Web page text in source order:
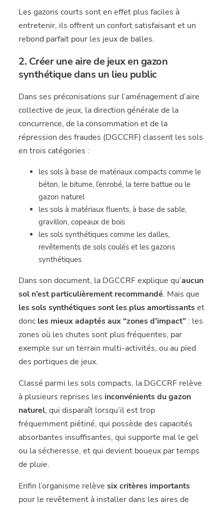
Les gazons courts sont en effet plus faciles à
entretenir, ils offrent un confort satisfaisant et un
rebond parfait pour les jeux de balles.
2. Créer une aire de jeux en gazon
synthétique dans un lieu public
Dans ses préconisations sur l’aménagement d’aire
collective de jeux, la direction générale de la
concurrence, de la consommation et de la
répression des fraudes (DGCCRF) classent les sols
en trois catégories :
les sols à base de matériaux compacts comme le
béton, le bitume, l’enrobé, la terre battue ou le
gazon naturel
les sols à matériaux fluents, à base de sable,
gravillon, copeaux de bois
les sols synthétiques comme les dalles,
revêtements de sols coulés et les gazons
synthétiques
Dans son document, la DGCCRF explique qu’aucun
sol n’est particulièrement recommandé. Mais que
les sols synthétiques sont les plus amortissantset
donc les mieux adaptés aux “zones d’impact” : les
zones où les chutes sont plus fréquentes, par
exemple sur un terrain multi-activités, ou au pied
des portiques de jeux.
Classé parmi les sols compacts, la DGCCRF relève
à plusieurs reprises les inconvénients du gazon
naturel, qui disparaît lorsqu’il est trop
fréquemment piétiné, qui possède des capacités
absorbantes insuffisantes, qui supporte mal le gel
ou la sécheresse, et qui devient boueux par temps
de pluie.
Enfin l’organisme relèvesix critères importants
pour le revêtement à installer dans les aires de